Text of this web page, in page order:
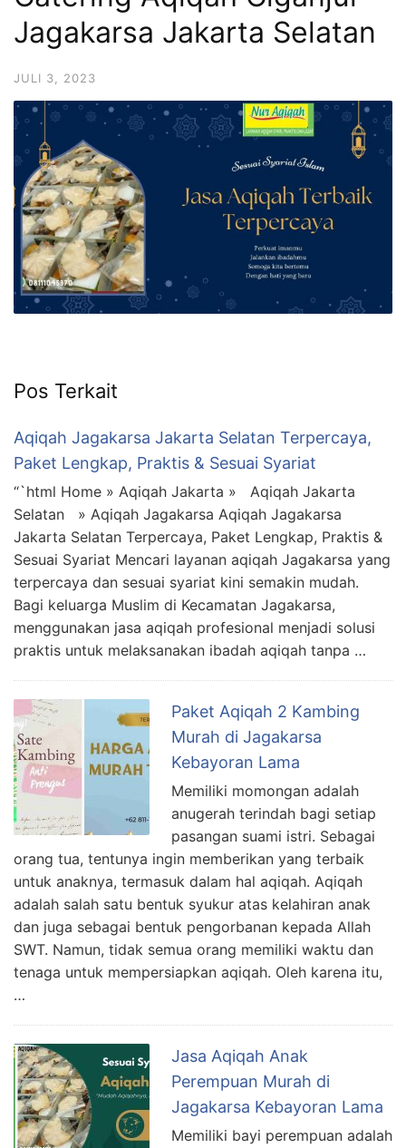
6713
Jagakarsa Jakarta Selatan
JULI 3, 2023
Pos Terkait
Aqiqah Jagakarsa Jakarta Selatan Terpercaya,
Paket Lengkap, Praktis & Sesuai Syariat
“`html Home » Aqiqah Jakarta » Aqiqah Jakarta
Selatan » Aqiqah Jagakarsa Aqiqah Jagakarsa
Jakarta Selatan Terpercaya, Paket Lengkap, Praktis &
Sesuai Syariat Mencari layanan aqiqah Jagakarsa yang
terpercaya dan sesuai syariat kini semakin mudah.
Bagi keluarga Muslim di Kecamatan Jagakarsa,
menggunakan jasa aqiqah profesional menjadi solusi
praktis untuk melaksanakan ibadah aqiqah tanpa …
Paket Aqiqah 2 Kambing
Murah di Jagakarsa
Kebayoran Lama
Memiliki momongan adalah
anugerah terindah bagi setiap
pasangan suami istri. Sebagai
orang tua, tentunya ingin memberikan yang terbaik
untuk anaknya, termasuk dalam hal aqiqah. Aqiqah
adalah salah satu bentuk syukur atas kelahiran anak
dan juga sebagai bentuk pengorbanan kepada Allah
SWT. Namun, tidak semua orang memiliki waktu dan
tenaga untuk mempersiapkan aqiqah. Oleh karena itu,
…
Jasa Aqiqah Anak
Perempuan Murah di
Jagakarsa Kebayoran Lama
Memiliki bayi perempuan adalah